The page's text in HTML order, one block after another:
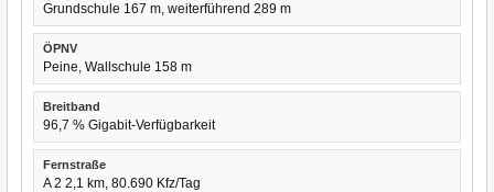
Grundschule 167 m, weiterführend 289 m
ÖPNV
Peine, Wallschule 158 m
Breitband
96,7 % Gigabit-Verfügbarkeit
Fernstraße
A 2 2,1 km, 80.690 Kfz/Tag